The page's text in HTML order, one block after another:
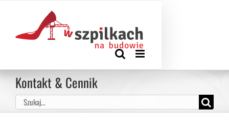
zawartości
Rejestracja Moje konto
Kontakt & Cennik
Szukaj